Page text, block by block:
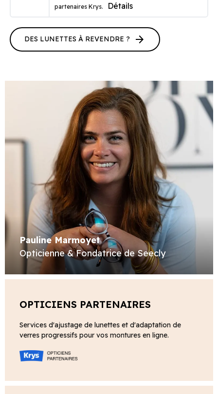
partenaires Krys.
Détails
DES LUNETTES À REVENDRE ? arrow_forward
Pauline Marmoyet
Opticienne & Fondatrice de Seecly
OPTICIENS PARTENAIRES
Services d'ajustage de lunettes et d'adaptation de
verres progressifs pour vos montures en ligne.